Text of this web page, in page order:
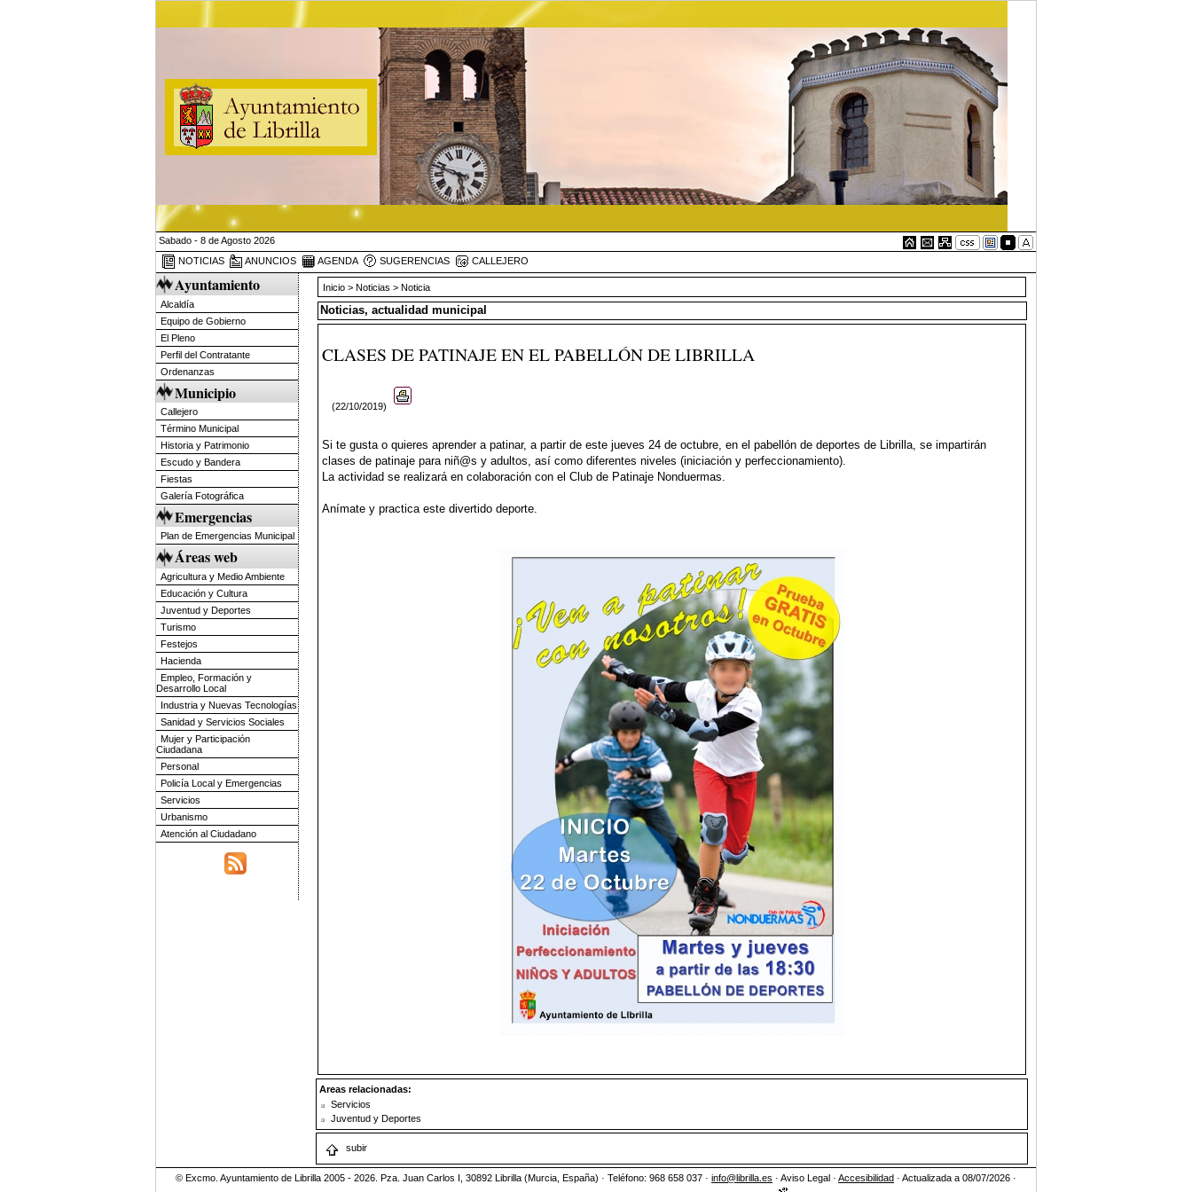
Sabado - 8 de Agosto 2026
NOTICIAS
ANUNCIOS AGENDA SUGERENCIAS CALLEJERO
Ayuntamiento
Alcaldía
Equipo de Gobierno
El Pleno
Perfil del Contratante
Ordenanzas
Municipio
Callejero
Término Municipal
Historia y Patrimonio
Escudo y Bandera
Fiestas
Galería Fotográfica
Emergencias
Plan de Emergencias Municipal
Áreas web
Agricultura y Medio Ambiente
Educación y Cultura
Juventud y Deportes
Turismo
Festejos
Hacienda
Empleo, Formación y
Desarrollo Local
Industria y Nuevas Tecnologías
Sanidad y Servicios Sociales
Mujer y Participación
Ciudadana
Personal
Policía Local y Emergencias
Servicios
Urbanismo
Atención al Ciudadano
Inicio > Noticias > Noticia
Noticias, actualidad municipal
CLASES DE PATINAJE EN EL PABELLÓN DE LIBRILLA
(22/10/2019)
Si te gusta o quieres aprender a patinar, a partir de este jueves 24 de octubre, en el pabellón de deportes de Librilla, se impartirán
clases de patinaje para niñ@s y adultos, así como diferentes niveles (iniciación y perfeccionamiento).
La actividad se realizará en colaboración con el Club de Patinaje Nonduermas.
Anímate y practica este divertido deporte.
Areas relacionadas:
Servicios
Juventud y Deportes
subir
© Excmo. Ayuntamiento de Librilla 2005 - 2026. Pza. Juan Carlos I, 30892 Librilla (Murcia, España) · Teléfono: 968 658 037 · info@librilla.es · Aviso Legal · Accesibilidad · Actualizada a 08/07/2026 ·